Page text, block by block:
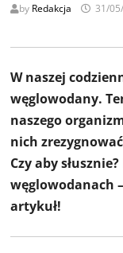
by Redakcja 31/
W naszej
węglowodany.
naszego
nich
Czy aby
węglowodanach
artykuł!